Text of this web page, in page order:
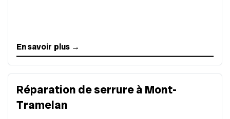
En savoir plus →
Réparation de serrure à Mont-
Tramelan